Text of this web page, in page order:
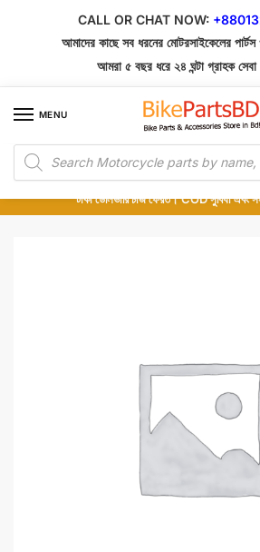
CALL OR CHAT NOW:
আমাদের কাছে সব ধরনের মোটরসাইকেলের পার্টস
আমরা ৫ বছর ধরে ২৪ ঘন্টা গ্রাহক সেবা
MENU
Products
search
১০০% অরিজিনাল পার্টস – শোরুম থেকে সরাসরি সংগ্রহ এবং
অর্ডার করার পর পার্টের ছবি দেখুন। পছন্দ হলে Cash on
টাকা ডেলিভারি চার্জ ফেরত। COD সুবিধা এবং